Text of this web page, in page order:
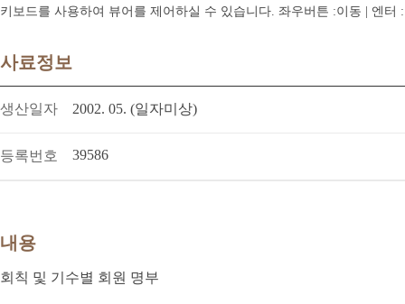
키보드를 사용하여 뷰어를 제어하실 수 있습니다. 좌우버튼 :이동 | 엔터
사료정보
생산일자 2002. 05. (일자미상)
등록번호 39586
내용
회칙 및 기수별 회원 명부